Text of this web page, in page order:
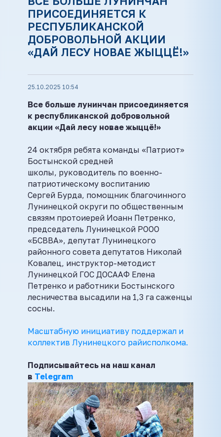
ПРИСОЕДИНЯЕТСЯ К
РЕСПУБЛИКАНСКОЙ
ДОБРОВОЛЬНОЙ АКЦИИ
«ДАЙ ЛЕСУ НОВАЕ ЖЫЦЦЁ!»
25.10.2025 10:54
Все больше лунинчан присоединяется
к республиканской добровольной
акции «Дай лесу новае жыццё!»
24 октября ребята команды «Патриот»
Бостынской средней
школы, руководитель по военно-
патриотическому воспитанию
Сергей Бурда, помощник благочинного
Лунинецкой округи по общественным
связям протоиерей Иоанн Петренко,
председатель Лунинецкой РООО
«БСВВА», депутат Лунинецкого
районного совета депутатов Николай
Ковалец, инструктор-методист
Лунинецкой ГОС ДОСААФ Елена
Петренко и работники Бостынского
лесничества высадили на 1,3 га саженцы
сосны.
Масштабную инициативу поддержал и
коллектив Лунинецкого райисполкома.
Подписывайтесь на наш канал
в Telegram